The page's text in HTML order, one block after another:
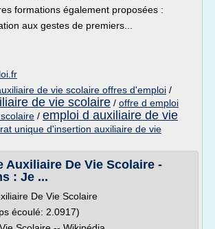
formations également proposées :
gestes de premiers...
de vie scolaire offres d'emploi /
de vie scolaire / offre d emploi
/ emploi d auxiliaire de vie
unique d'insertion auxiliaire de vie
Auxiliaire De Vie Scolaire -
: Je ...
De Vie Scolaire
écoulé: 2.0917)